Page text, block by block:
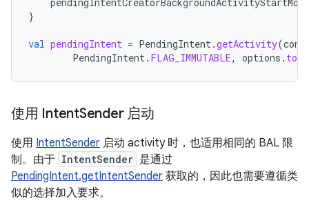
}
val pendingIntent = PendingIntent .getActivity(
PendingIntent . FLAG_IMMUTABLE, options .
使用 IntentSender 启动
使用 IntentSender 启动 activity 时，也适用相同的 BAL 限
制。由于 IntentSender 是通过
PendingIntent.getIntentSender 获取的，因此也需要遵循类
似的选择加入要求。